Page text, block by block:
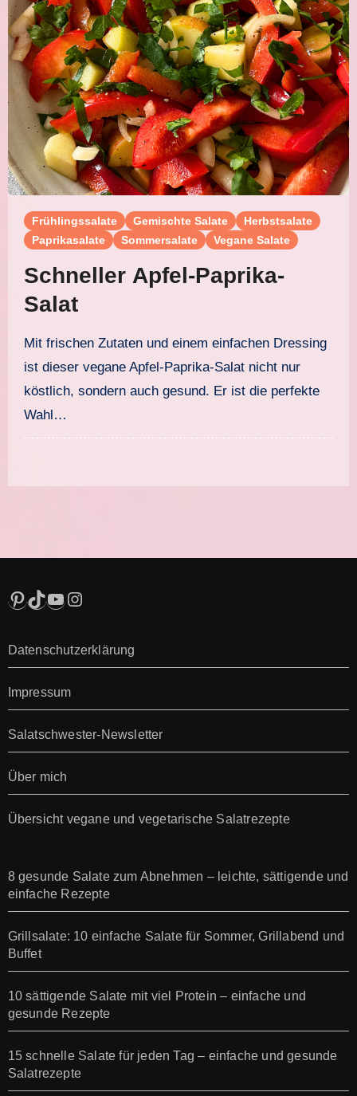
Frühlingssalate Gemischte Salate
Herbstsalate
Paprikasalate
Sommersalate Vegane Salate
Schneller Apfel-Paprika-
Salat
Mit frischen Zutaten und einem einfachen Dressing
ist dieser vegane Apfel-Paprika-Salat nicht nur
köstlich, sondern auch gesund. Er ist die perfekte
Wahl…
Pinterest
TikTok
YouTube
Instagram
Datenschutzerklärung
Impressum
Salatschwester-Newsletter
Über mich
Übersicht vegane und vegetarische Salatrezepte
8 gesunde Salate zum Abnehmen – leichte, sättigende und
einfache Rezepte
Grillsalate: 10 einfache Salate für Sommer, Grillabend und
Buffet
10 sättigende Salate mit viel Protein – einfache und
gesunde Rezepte
15 schnelle Salate für jeden Tag – einfache und gesunde
Salatrezepte